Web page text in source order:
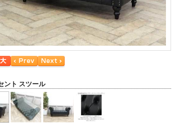
ント スツール